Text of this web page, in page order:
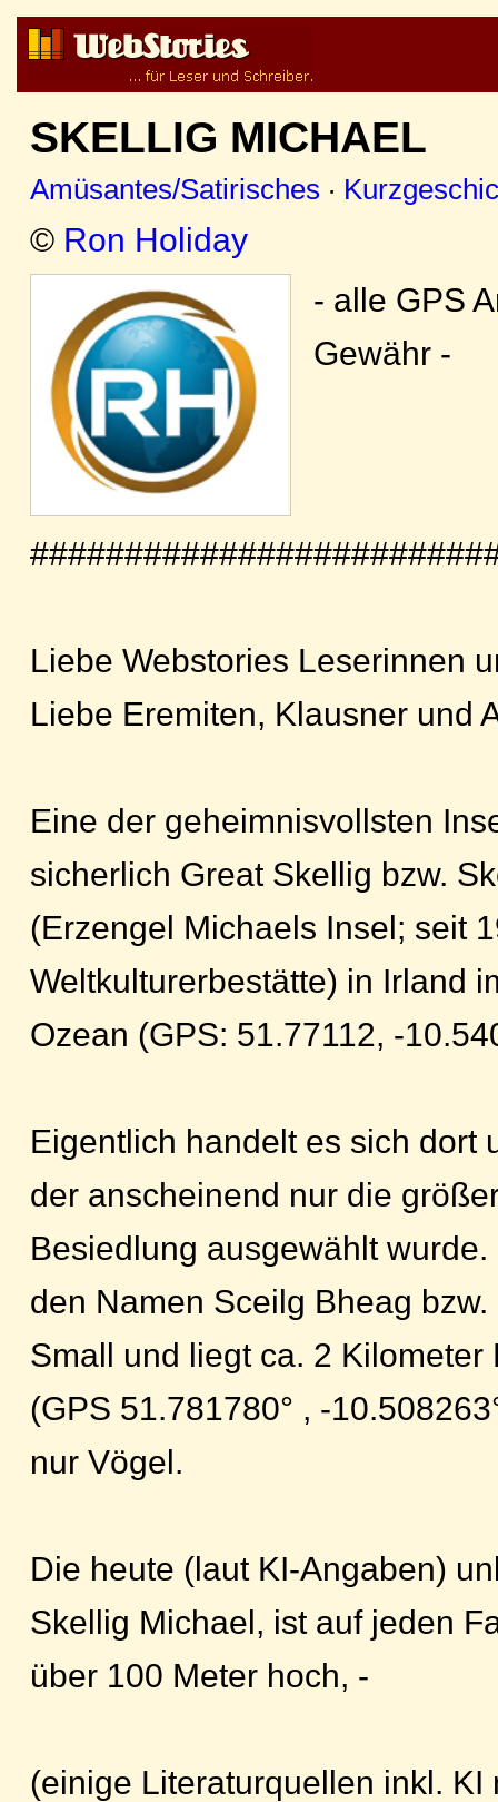
SKELLIG MICHAEL
Amüsantes/Satirisches ·
© Ron Holiday
- alle GPS
Gewähr -
Liebe Webstories Leserinnen
Liebe Eremiten, Klausner und
Eine der geheimnisvollsten
sicherlich Great Skellig bzw.
(Erzengel Michaels Insel; seit
Weltkulturerbestätte) in Irland
Ozean (GPS: 51.77112, -
Eigentlich handelt es sich dort
der anscheinend nur die
Besiedlung ausgewählt
den Namen Sceilg Bheag
Small und liegt ca. 2 Kilometer
(GPS 51.781780° , -
nur Vögel.
Die heute (laut KI-Angaben)
Skellig Michael, ist auf jeden
über 100 Meter hoch, -
(einige Literaturquellen inkl. KI